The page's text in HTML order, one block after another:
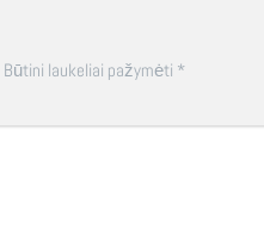
Būtini laukeliai pažymėti *